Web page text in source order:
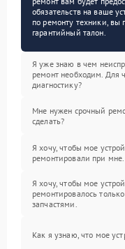
обязательств на ваше
по ремонту техники, вы
гарантийный талон.
Я уже знаю в чем
ремонт необходим. Для
диагностику?
Мне нужен срочный
сделать?
Я хочу, чтобы мое
ремонтировали при мне.
Я хочу, чтобы мое
ремонтировалось
запчастями.
Как я узнаю, что мое